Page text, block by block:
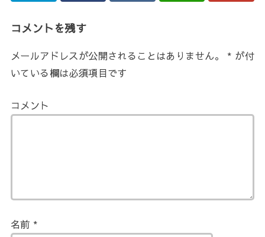
コメントを残す
メールアドレスが公開されることはありません。 * が付
いている欄は必須項目です
コメント
名前 *